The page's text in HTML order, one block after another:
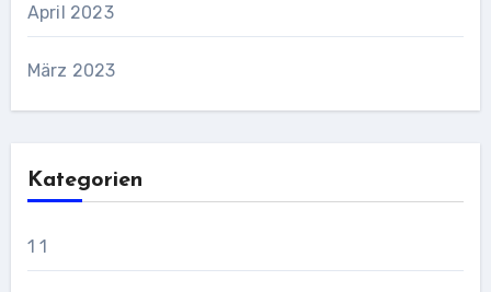
April 2023
März 2023
Kategorien
1 1